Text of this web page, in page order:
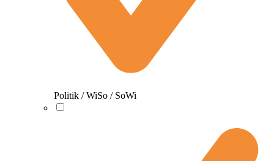
Politik / WiSo / SoWi